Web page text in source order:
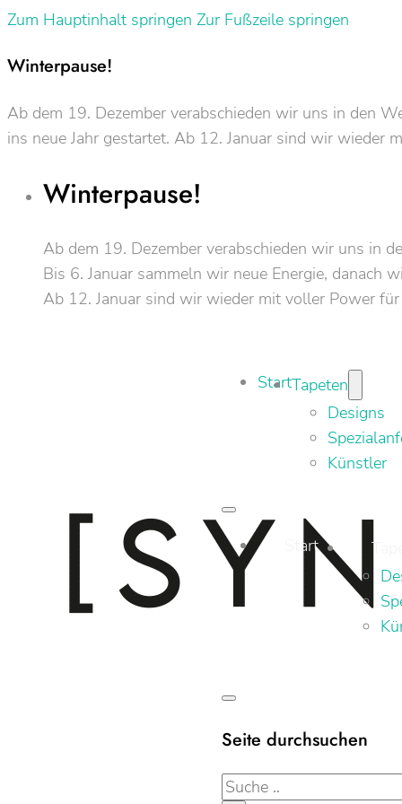
Zum Hauptinhalt springen Zur Fußzeile springen
Winterpause!
Ab dem 19. Dezember verabschieden wir uns in den
ins neue Jahr gestartet. Ab 12. Januar sind wir wieder
Winterpause!
Ab dem 19. Dezember verabschieden wir uns in
Bis 6. Januar sammeln wir neue Energie, danach
Ab 12. Januar sind wir wieder mit voller Power für
StartTapeten
Designs
Künstler
Start
Seite durchsuchen
Suche